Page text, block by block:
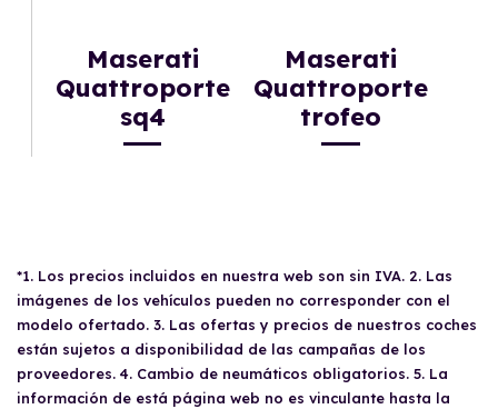
Maserati
Quattroporte
sq4
Maserati
Quattroporte
trofeo
*1. Los precios incluidos en nuestra web son sin IVA. 2. Las
imágenes de los vehículos pueden no corresponder con el
modelo ofertado. 3. Las ofertas y precios de nuestros coches
están sujetos a disponibilidad de las campañas de los
proveedores. 4. Cambio de neumáticos obligatorios. 5. La
información de está página web no es vinculante hasta la